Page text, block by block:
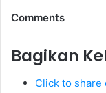
Comments
Bagikan
Click to share